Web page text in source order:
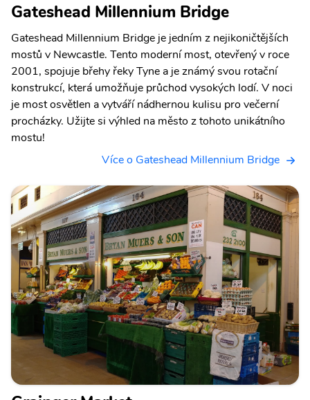
Gateshead Millennium Bridge
Gateshead Millennium Bridge je jedním z nejikoničtějších
mostů v Newcastle. Tento moderní most, otevřený v roce
2001, spojuje břehy řeky Tyne a je známý svou rotační
konstrukcí, která umožňuje průchod vysokých lodí. V noci
je most osvětlen a vytváří nádhernou kulisu pro večerní
procházky. Užijte si výhled na město z tohoto unikátního
mostu!
Více o Gateshead Millennium Bridge